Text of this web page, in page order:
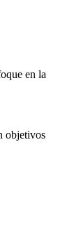
en la
objetivos